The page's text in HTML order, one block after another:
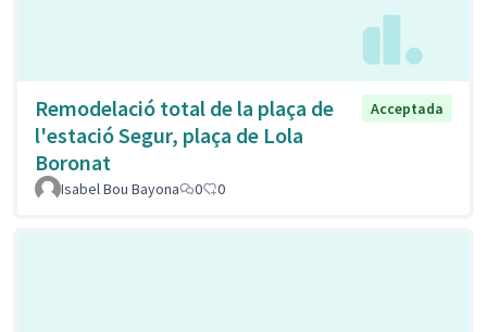
Remodelació total de la plaça de
l'estació Segur, plaça de Lola
Boronat
Acceptada
Isabel Bou Bayona 0 0